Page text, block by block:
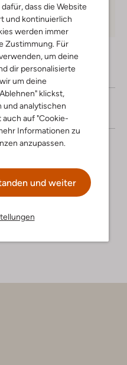
dass die Website
und kontinuierlich
werden immer
Zustimmung. Für
um deine
dir personalisierte
um deine
klickst,
und analytischen
auch auf "Cookie-
Informationen zu
anzupassen.
und weiter
Rückgaberecht